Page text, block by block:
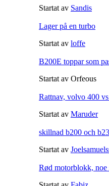
Startat av Sandis
Lager på en turbo
Startat av loffe
B200E toppar som
Startat av Orfeous
Rattnav, volvo 400
Startat av Maruder
skillnad b200 och
Startat av
Rød motorblokk, noe